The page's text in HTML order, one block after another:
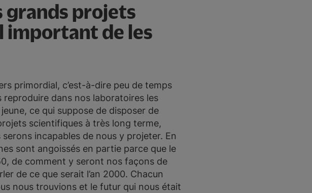
grands projets
important de les
primordial, c’est-à-dire peu de temps
reproduire dans nos laboratoires les
ce qui suppose de disposer de
scientifiques à très long terme,
incapables de nous y projeter. En
sont angoissés en partie parce que le
de comment y seront nos façons de
de ce que serait l’an 2000. Chacun
nous trouvions et le futur qui nous était